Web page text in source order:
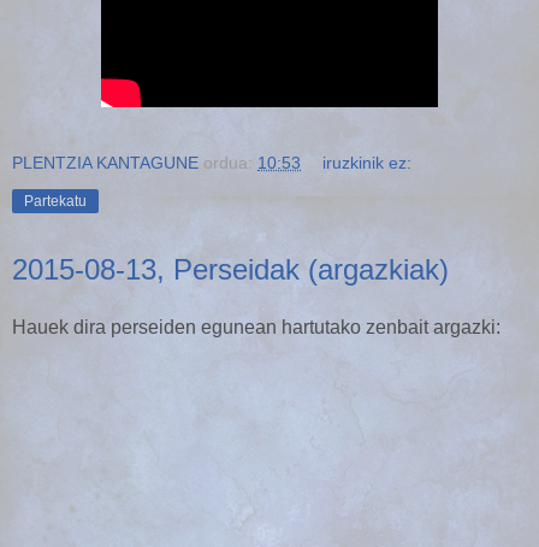
PLENTZIA KANTAGUNE ordua: 10:53 iruzkinik ez:
Partekatu
2015-08-13, Perseidak (argazkiak)
Hauek dira perseiden egunean hartutako zenbait argazki: